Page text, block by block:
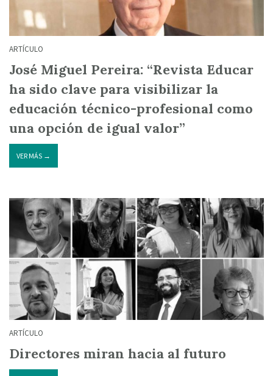
ARTÍCULO
José Miguel Pereira: “Revista Educar
ha sido clave para visibilizar la
educación técnico-profesional como
una opción de igual valor”
VER MÁS →
ARTÍCULO
Directores miran hacia al futuro